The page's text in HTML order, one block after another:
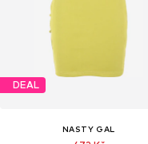
DEAL
NASTY GAL